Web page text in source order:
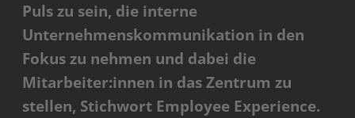
Puls zu sein, die interne
Unternehmenskommunikation in den
Fokus zu nehmen und dabei die
Mitarbeiter:innen in das Zentrum zu
stellen, Stichwort Employee Experience.